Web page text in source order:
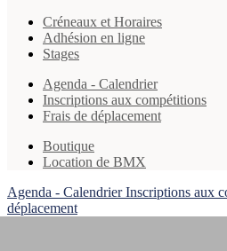
Créneaux et Horaires
Adhésion en ligne
Stages
Agenda - Calendrier
Inscriptions aux compétitions
Frais de déplacement
Boutique
Location de BMX
Agenda - CalendrierInscriptions aux
déplacement